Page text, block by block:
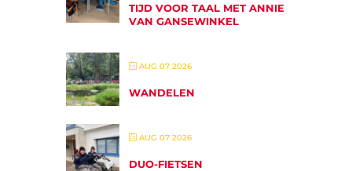
TIJD VOOR TAAL MET ANNIE
VAN GANSEWINKEL
AUG 07 2026
WANDELEN
AUG 07 2026
DUO-FIETSEN